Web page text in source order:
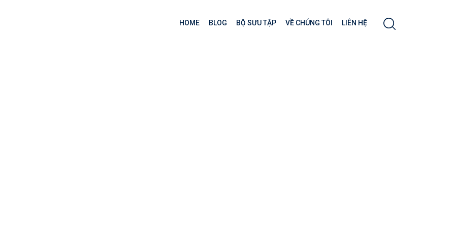
HOME BLOG BỘ SƯU TẬP VỀ CHÚNG TÔI LIÊN HỆ